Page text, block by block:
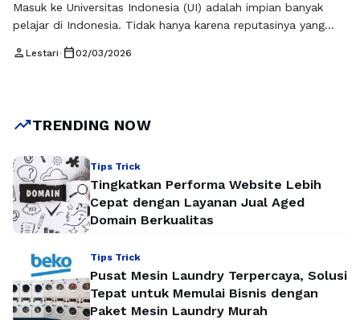
Masuk ke Universitas Indonesia (UI) adalah impian banyak
pelajar di Indonesia. Tidak hanya karena reputasinya yang
yang dibuka untuk masa depan karier. Untuk itu, persiapan
person Lestari• calendar_today02/03/2026
trending_upTRENDING NOW
Tips Trick
Tingkatkan Performa Website Lebih
Cepat dengan Layanan Jual Aged
Domain Berkualitas
Tips Trick
Pusat Mesin Laundry Terpercaya, Solusi
Tepat untuk Memulai Bisnis dengan
Paket Mesin Laundry Murah